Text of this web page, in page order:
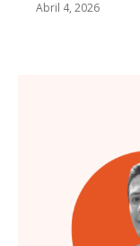
integral y
Abril 4, 2026